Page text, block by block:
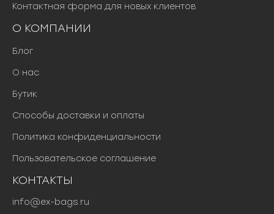
Контактная форма для новых клиентов
О КОМПАНИИ
Блог
О нас
Бутик
Способы доставки и оплаты
Политика конфиденциальности
Пользовательское соглашение
КОНТАКТЫ
info@ex-bags.ru